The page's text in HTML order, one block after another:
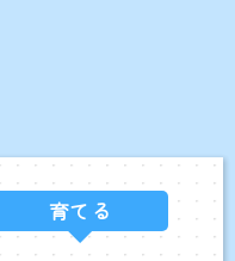
育てる